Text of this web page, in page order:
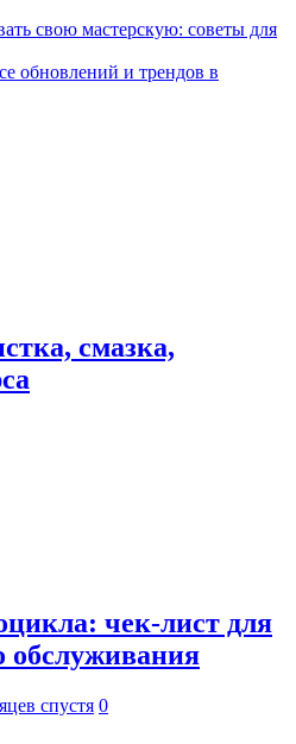
свою мастерскую: советы для
обновлений и трендов в
смазка,
чек-лист для
обслуживания
спустя 0